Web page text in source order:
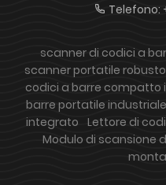
Telefono:
scanner di codici a
scanner portatile robusto
codici a barre compatto
barre portatile industriale
integrato Lettore di
Modulo di scansione